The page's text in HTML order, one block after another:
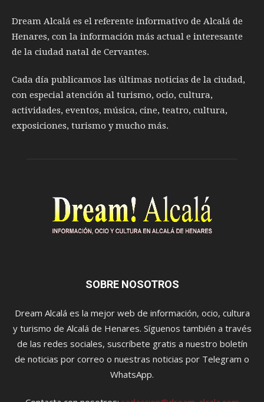
Dream Alcalá es el referente informativo de Alcalá de
Henares, con la información más actual e interesante
de la ciudad natal de Cervantes.
Cada día publicamos las últimas noticias de la ciudad,
con especial atención al turismo, ocio, cultura,
actividades, eventos, música, cine, teatro, cultura,
exposiciones, turismo y mucho más.
SOBRE NOSOTROS
Dream Alcalá es la mejor web de información, ocio, cultura
y turismo de Alcalá de Henares. Síguenos también a través
de las redes sociales, suscríbete gratis a nuestro boletín
de noticias por correo o nuestras noticias por Telegram o
WhatsApp.